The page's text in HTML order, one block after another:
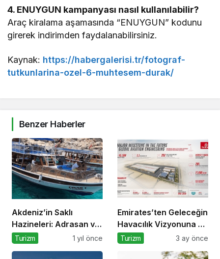
4. ENUYGUN kampanyası nasıl kullanılabilir?
Araç kiralama aşamasında “ENUYGUN” kodunu
girerek indirimden faydalanabilirsiniz.
Kaynak: https://habergalerisi.tr/fotograf-
tutkunlarina-ozel-6-muhtesem-durak/
Benzer Haberler
Akdeniz’in Saklı
Hazineleri: Adrasan ve
Çevresi
Turizm 1 yıl önce
Emirates’ten Geleceğin
Havacılık Vizyonuna 5,1
Milyar Dolarlık Dev
Turizm 3 ay önce